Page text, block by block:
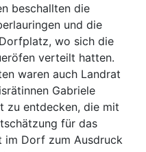
beschallten die
und die
wo sich die
verteilt hatten.
waren auch Landrat
Gabriele
zu entdecken, die mit
für das
im Dorf zum Ausdruck